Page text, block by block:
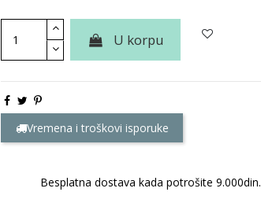
U korpu
Vremena i troškovi isporuke
Besplatna dostava kada potrošite 9.000din.